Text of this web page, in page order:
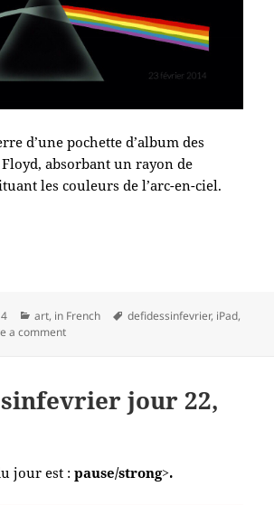
d’une pochette d’album des
absorbant un rayon de
les couleurs de l’arc-en-ciel.
Categories
art, in French Tags
defidessinfevrier, iPad,
a commenton #defidessinfevrier jour 23, couleur
jour 22,
jour est :pause/strong>.